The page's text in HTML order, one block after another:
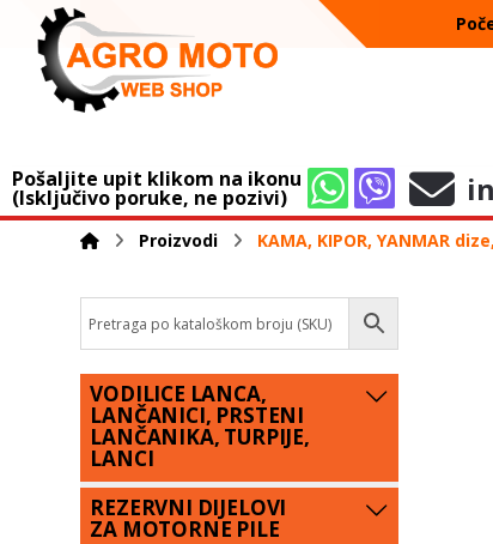
Pošaljite upit klikom na ikonu
(Isključivo poruke, ne pozivi)
Proizvodi KAMA, KIPOR, YANMAR
VODILICE LANCA,
LANČANICI, PRSTENI
LANČANIKA, TURPIJE,
LANCI
REZERVNI DIJELOVI
ZA MOTORNE PILE